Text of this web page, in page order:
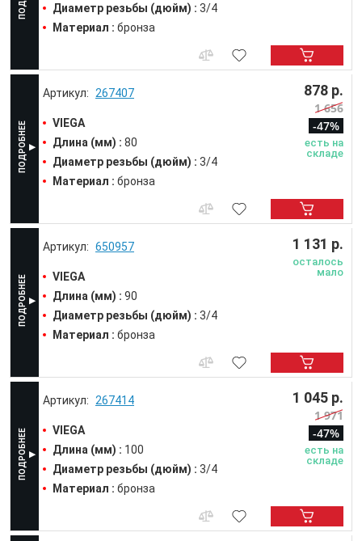
Диаметр резьбы (дюйм) : 3/4
Материал : бронза
267407
VIEGA
Длина (мм) : 80
Диаметр резьбы (дюйм) : 3/4
Материал : бронза
878 р.
1 656
-47%
есть на
складе
650957
VIEGA
Длина (мм) : 90
Диаметр резьбы (дюйм) : 3/4
Материал : бронза
1 131 р.
осталось
мало
267414
VIEGA
Длина (мм) : 100
Диаметр резьбы (дюйм) : 3/4
Материал : бронза
1 045 р.
1 971
-47%
есть на
складе